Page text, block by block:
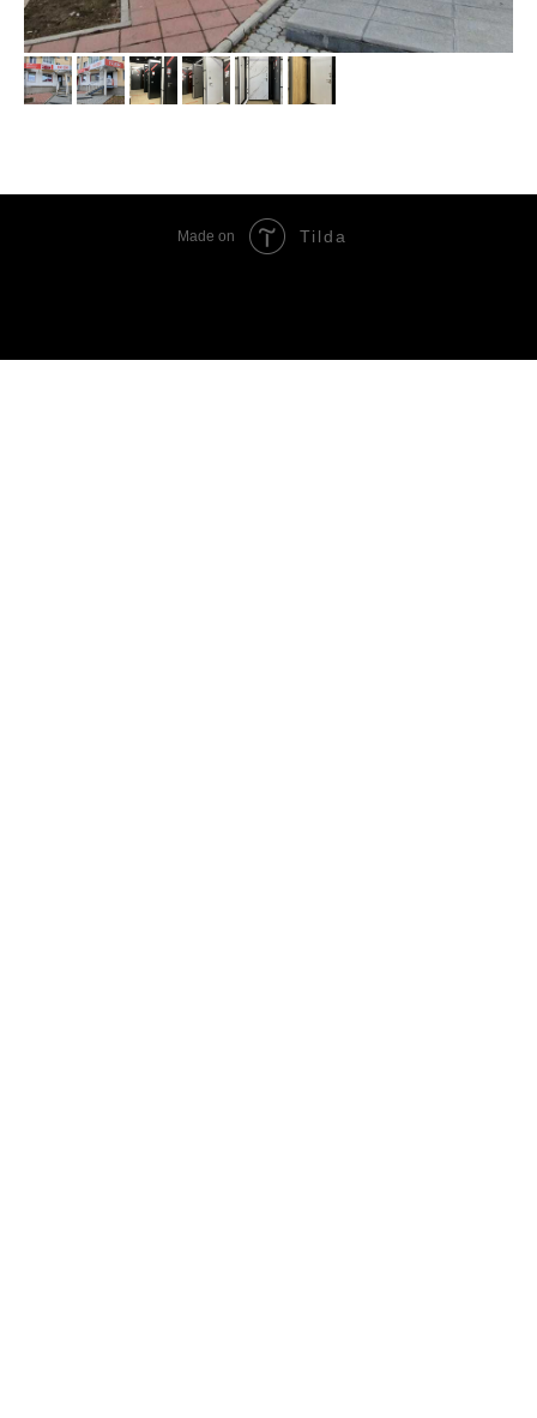
Made on Tilda